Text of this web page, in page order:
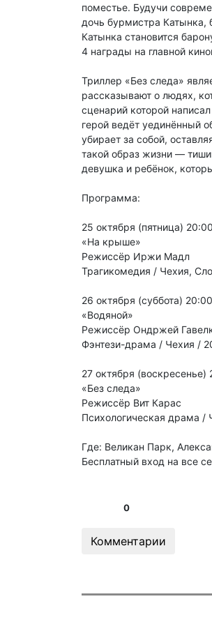
поместье. Будучи
дочь бурмистра
Катынка становится
4 награды на главной
Триллер «Без следа»
рассказывают о людях,
сценарий которой
герой ведёт уединённый
убирает за собой,
такой образ жизни —
девушка и ребёнок,
Программа:
25 октября (пятница) 20:00
«На крыше»
Режиссёр Иржи Мадл
Трагикомедия / Чехия,
26 октября (суббота) 20:00
«Водяной»
Режиссёр Ондржей
Фэнтези-драма / Чехия /
27 октября (воскресенье)
«Без следа»
Режиссёр Вит Карас
Психологическая драма /
Где: Великан Парк,
Бесплатный вход на все
0
Комментарии